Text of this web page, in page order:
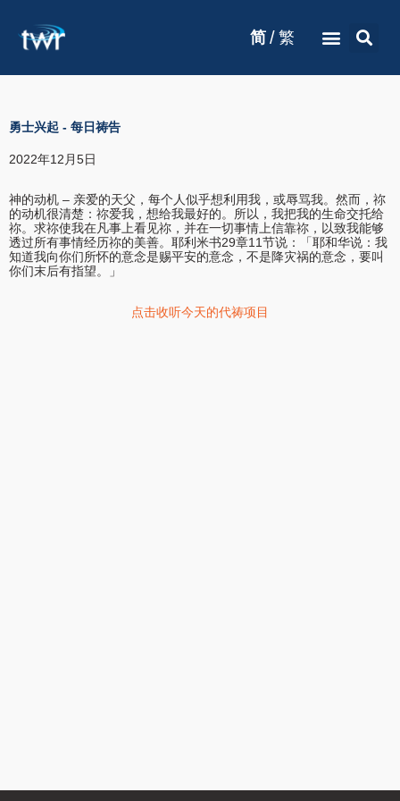
简 / 繁
勇士兴起 - 每日祷告
2022年12月5日
神的动机 – 亲爱的天父，每个人似乎想利用我，或辱骂我。然而，祢
的动机很清楚：祢爱我，想给我最好的。所以，我把我的生命交托给
祢。求祢使我在凡事上看见祢，并在一切事情上信靠祢，以致我能够
透过所有事情经历祢的美善。耶利米书29章11节说：「耶和华说：我
知道我向你们所怀的意念是赐平安的意念，不是降灾祸的意念，要叫
你们末后有指望。」
点击收听今天的代祷项目